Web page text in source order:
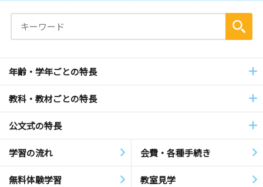
年齢・学年ごとの特長
教科・教材ごとの特長
公文式の特長
学習の流れ 会費・各種手続き
無料体験学習 教室見学